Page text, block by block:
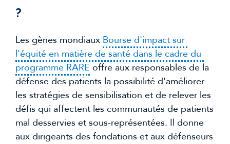
?
Les gènes mondiaux Bourse d'impact sur
l'équité en matière de santé dans le cadre du
programme RARE offre aux responsables de la
défense des patients la possibilité d'améliorer
les stratégies de sensibilisation et de relever les
défis qui affectent les communautés de patients
mal desservies et sous-représentées. Il donne
aux dirigeants des fondations et aux défenseurs